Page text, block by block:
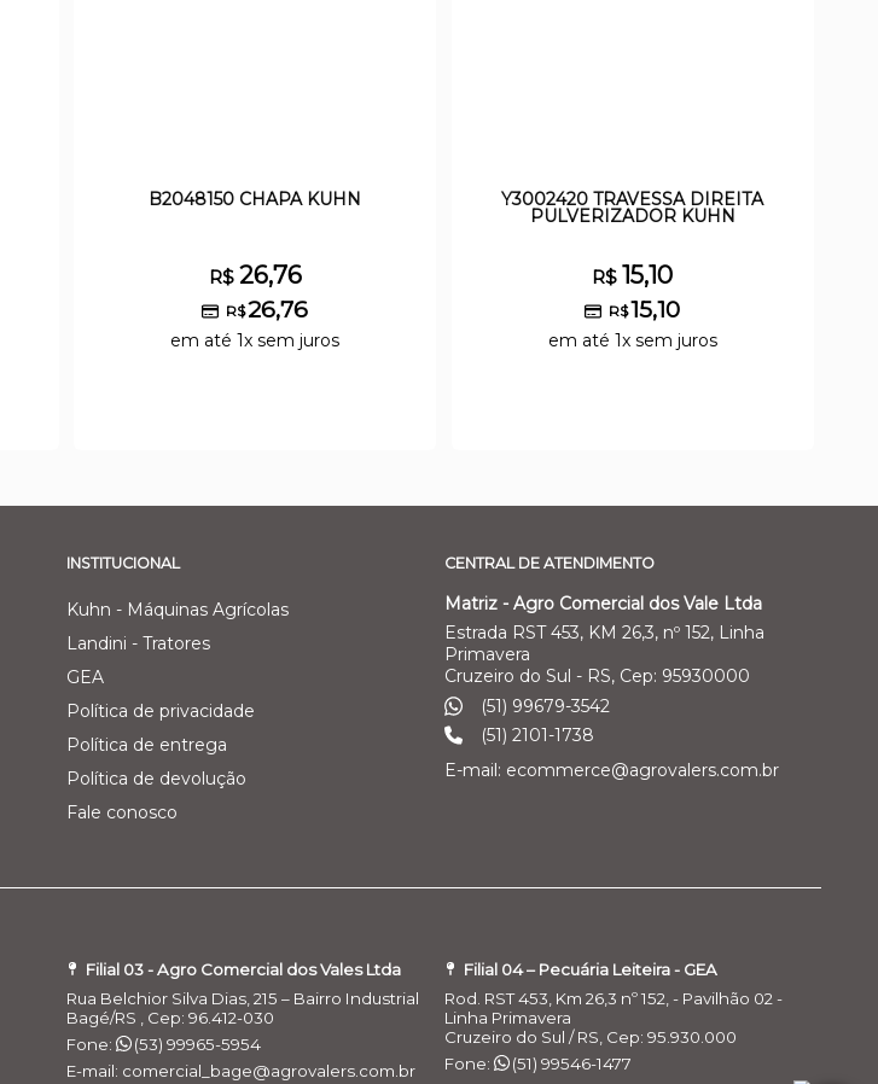
B2048150 CHAPA KUHN
R$ 26,76
R$26,76
em até 1x sem juros
Y3002420 TRAVESSA DIREITA
PULVERIZADOR KUHN
R$ 15,10
R$15,10
em até 1x sem juros
INSTITUCIONAL
Kuhn - Máquinas Agrícolas
Landini - Tratores
GEA
Política de privacidade
Política de entrega
Política de devolução
Fale conosco
CENTRAL DE ATENDIMENTO
Matriz - Agro Comercial dos Vale Ltda
Estrada RST 453, KM 26,3, nº 152, Linha
Primavera
Cruzeiro do Sul - RS, Cep: 95930000
(51) 99679-3542
(51) 2101-1738
E-mail: ecommerce@agrovalers.com.br
Filial 03 - Agro Comercial dos Vales Ltda
Rua Belchior Silva Dias, 215 – Bairro Industrial
Bagé/RS , Cep: 96.412-030
Fone:
(53) 99965-5954
E-mail: comercial_bage@agrovalers.com.br
Filial 04 – Pecuária Leiteira - GEA
Rod. RST 453, Km 26,3 nº 152, - Pavilhão 02 -
Linha Primavera
Cruzeiro do Sul / RS, Cep: 95.930.000
Fone:
(51) 99546-1477